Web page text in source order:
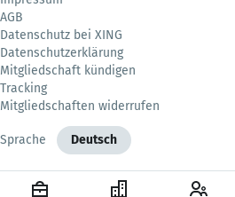
AGB
Datenschutz bei XING
Datenschutzerklärung
Mitgliedschaft kündigen
Tracking
Mitgliedschaften widerrufen
Sprache Deutsch